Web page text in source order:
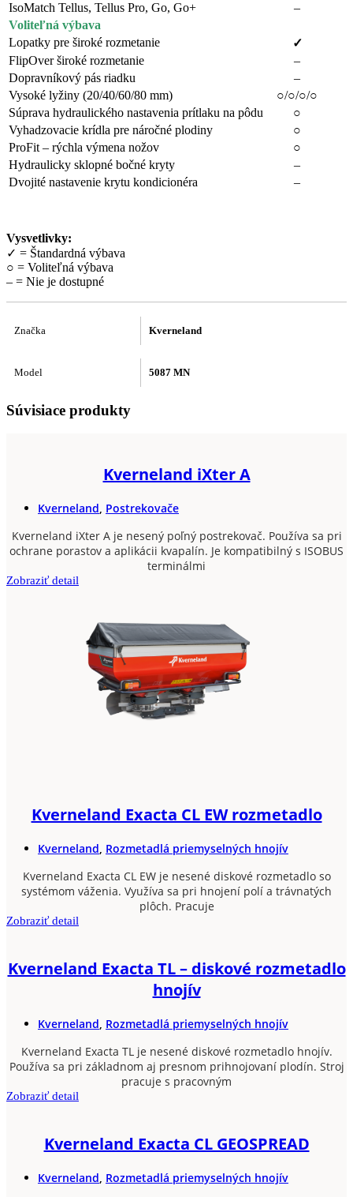
IsoMatch Tellus, Tellus Pro, Go, Go+
–
Voliteľná výbava
Lopatky pre široké rozmetanie
✓
FlipOver široké rozmetanie
–
Dopravníkový pás riadku
–
Vysoké lyžiny (20/40/60/80 mm)
○/○/○/○
Súprava hydraulického nastavenia prítlaku na pôdu
○
Vyhadzovacie krídla pre náročné plodiny
○
ProFit – rýchla výmena nožov
○
Hydraulicky sklopné bočné kryty
–
Dvojité nastavenie krytu kondicionéra
–
Vysvetlivky:
✓ = Štandardná výbava
○ = Voliteľná výbava
– = Nie je dostupné
Značka Kverneland
Model 5087 MN
Súvisiace produkty
Kverneland iXter A
Kverneland, Postrekovače
Kverneland iXter A je nesený poľný postrekovač. Používa sa pri
ochrane porastov a aplikácii kvapalín. Je kompatibilný s ISOBUS
terminálmi
Zobraziť detail
Kverneland Exacta CL EW rozmetadlo
Kverneland, Rozmetadlá priemyselných hnojív
Kverneland Exacta CL EW je nesené diskové rozmetadlo so
systémom váženia. Využíva sa pri hnojení polí a trávnatých
plôch. Pracuje
Zobraziť detail
Kverneland Exacta TL – diskové rozmetadlo
hnojív
Kverneland, Rozmetadlá priemyselných hnojív
Kverneland Exacta TL je nesené diskové rozmetadlo hnojív.
Používa sa pri základnom aj presnom prihnojovaní plodín. Stroj
pracuje s pracovným
Zobraziť detail
Kverneland Exacta CL GEOSPREAD
Kverneland, Rozmetadlá priemyselných hnojív